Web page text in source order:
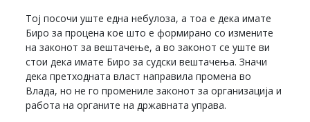
Тој посочи уште една небулоза, а тоа е дека имате
Биро за процена кое што е формирано со измените
на законот за вештачење, а во законот се уште ви
стои дека имате Биро за судски вештачења. Значи
дека претходната власт направила промена во
Влада, но не го промениле законот за организација и
работа на органите на државната управа.